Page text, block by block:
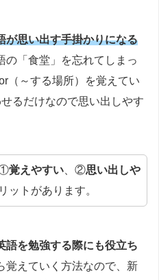
が思い出す手掛かりになる
の「食堂」を忘れてしまっ
（～する場所）を覚えてい
るだけなので思い出しやす
①覚えやすい 、②思い出しや
ットがあります。
語を勉強する際にも役立ち
覚えていく方法なので、新